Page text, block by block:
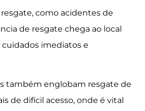
como acidentes de
de resgate chega ao local
imediatos e
também englobam resgate de
de difícil acesso, onde é vital